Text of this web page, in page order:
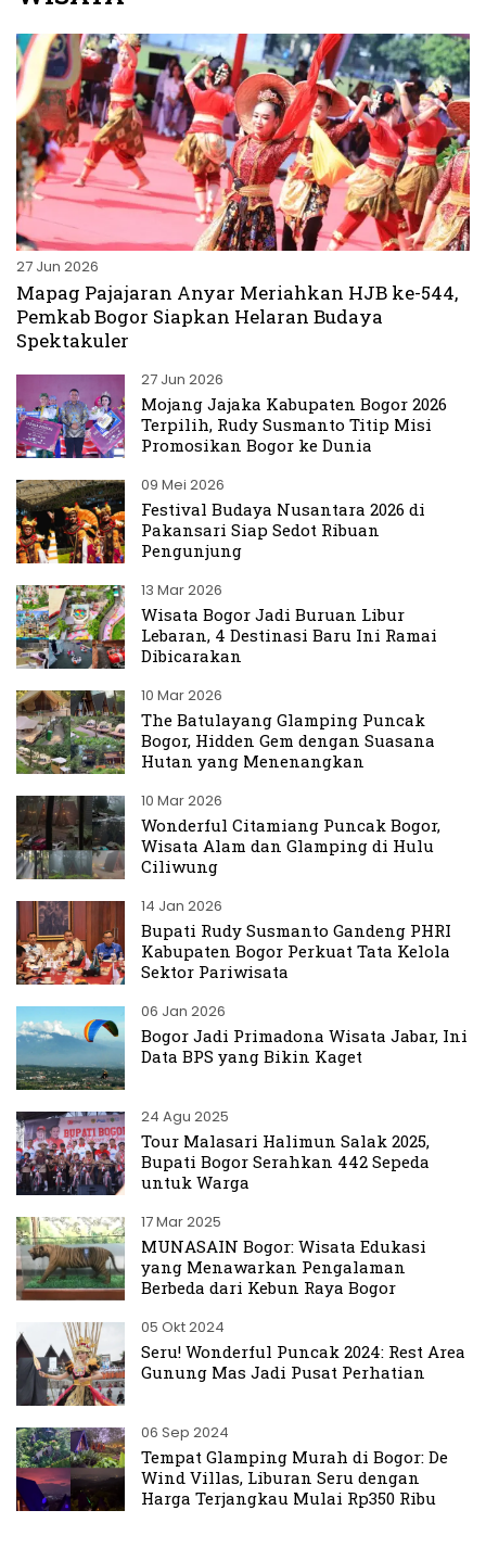
27 Jun 2026
Mapag Pajajaran Anyar Meriahkan HJB ke-544,
Pemkab Bogor Siapkan Helaran Budaya
Spektakuler
27 Jun 2026
Mojang Jajaka Kabupaten Bogor 2026
Terpilih, Rudy Susmanto Titip Misi
Promosikan Bogor ke Dunia
09 Mei 2026
Festival Budaya Nusantara 2026 di
Pakansari Siap Sedot Ribuan
Pengunjung
13 Mar 2026
Wisata Bogor Jadi Buruan Libur
Lebaran, 4 Destinasi Baru Ini Ramai
Dibicarakan
10 Mar 2026
The Batulayang Glamping Puncak
Bogor, Hidden Gem dengan Suasana
Hutan yang Menenangkan
10 Mar 2026
Wonderful Citamiang Puncak Bogor,
Wisata Alam dan Glamping di Hulu
Ciliwung
14 Jan 2026
Bupati Rudy Susmanto Gandeng PHRI
Kabupaten Bogor Perkuat Tata Kelola
Sektor Pariwisata
06 Jan 2026
Bogor Jadi Primadona Wisata Jabar, Ini
Data BPS yang Bikin Kaget
24 Agu 2025
Tour Malasari Halimun Salak 2025,
Bupati Bogor Serahkan 442 Sepeda
untuk Warga
17 Mar 2025
MUNASAIN Bogor: Wisata Edukasi
yang Menawarkan Pengalaman
Berbeda dari Kebun Raya Bogor
05 Okt 2024
Seru! Wonderful Puncak 2024: Rest Area
Gunung Mas Jadi Pusat Perhatian
06 Sep 2024
Tempat Glamping Murah di Bogor: De
Wind Villas, Liburan Seru dengan
Harga Terjangkau Mulai Rp350 Ribu